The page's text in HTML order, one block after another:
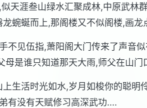
天涯叁山绿水汇聚成林,中原武林
蜿蜒而上,那阁楼又不似阁楼,画
不见伍指,萧阳阁大门传来了声音
母是谁只知道那天大雨,师父在山门
生活时光如水,岁月如梭你的聪
有没有天赋修习高深武功....